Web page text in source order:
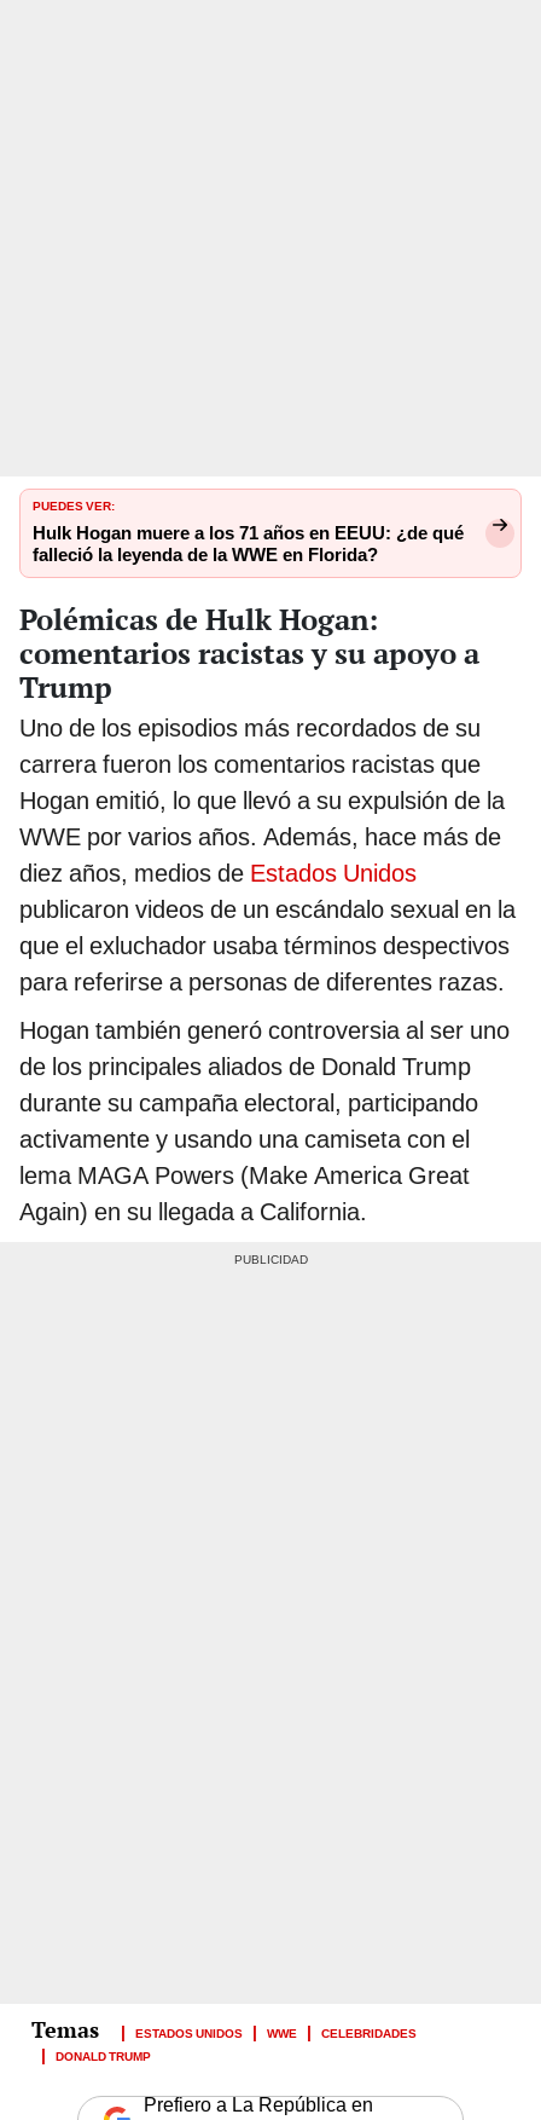
PUEDES VER:
Hulk Hogan muere a los 71 años en EEUU: ¿de qué
falleció la leyenda de la WWE en Florida?
Polémicas de Hulk Hogan:
comentarios racistas y su apoyo a
Trump
Uno de los episodios más recordados de su
carrera fueron los comentarios racistas que
Hogan emitió, lo que llevó a su expulsión de la
WWE por varios años. Además, hace más de
diez años, medios de Estados Unidos
publicaron videos de un escándalo sexual en la
que el exluchador usaba términos despectivos
para referirse a personas de diferentes razas.
Hogan también generó controversia al ser uno
de los principales aliados de Donald Trump
durante su campaña electoral, participando
activamente y usando una camiseta con el
lema MAGA Powers (Make America Great
Again) en su llegada a California.
ESTADOS UNIDOS WWE
CELEBRIDADES
DONALD TRUMP
Prefiero a La República en